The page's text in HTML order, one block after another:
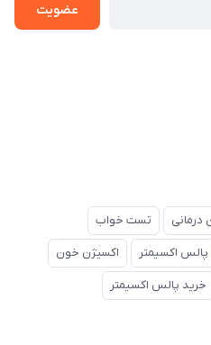
عضویت
درمانی تست خواب
پالس اکسیمتر اکسیژن خون
خرید پالس اکسیمتر